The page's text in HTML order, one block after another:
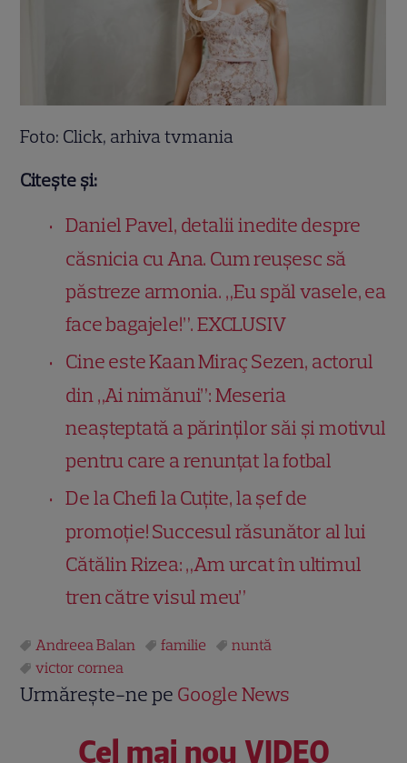
Foto: Click, arhiva tvmania
Citește și:
Daniel Pavel, detalii inedite despre
căsnicia cu Ana. Cum reușesc să
păstreze armonia. „Eu spăl vasele, ea
face bagajele!”. EXCLUSIV
Cine este Kaan Miraç Sezen, actorul
din „Ai nimănui”: Meseria
neașteptată a părinților săi și motivul
pentru care a renunțat la fotbal
De la Chefi la Cuțite, la șef de
promoție! Succesul răsunător al lui
Cătălin Rizea: „Am urcat în ultimul
tren către visul meu”
Andreea Balan familie
nuntă
victor cornea
Urmărește-ne pe Google News
Cel mai nou VIDEO